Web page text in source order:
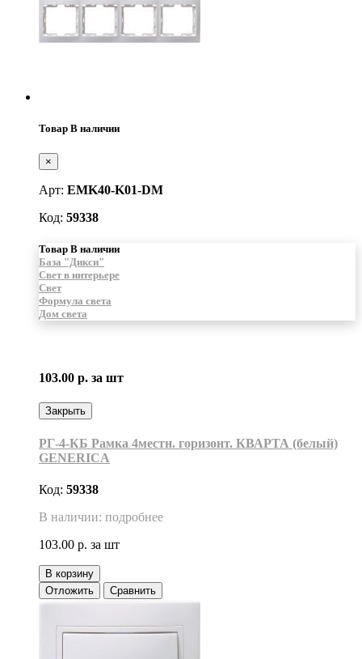
Товар В наличии
×
Арт: EMK40-K01-DM
Код: 59338
Товар В наличии
База "Дикси"
Свет в интерьере
Свет
Формула света
Дом света
103.00 р. за шт
Закрыть
РГ-4-КБ Рамка 4местн. горизонт. КВАРТА (белый)
GENERICA
Код: 59338
В наличии: подробнее
103.00 р. за шт
В корзину
Отложить
Сравнить